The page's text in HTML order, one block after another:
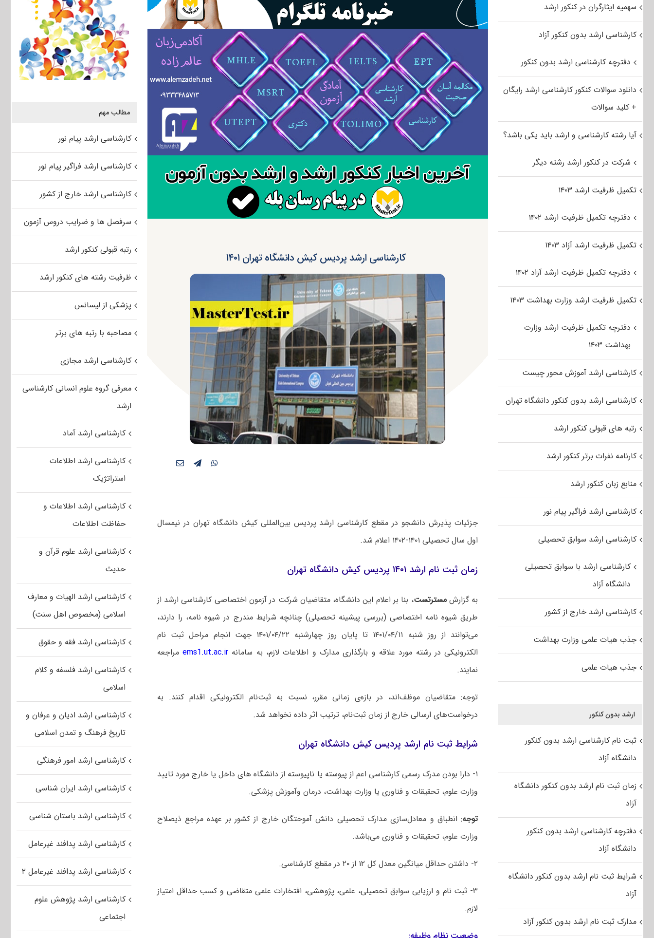
کارشناسی ارشد پردیس کیش دانشگاه تهران ۱۴۰۱
جزئیات پذیرش دانشجو در مقطع کارشناسی ارشد پردیس بین‌المللی کیش دانشگاه تهران در نیمسال
اول سال تحصیلی ۱۴۰۱-۱۴۰۲ اعلام شد.
زمان ثبت نام ارشد ۱۴۰۱ پردیس کیش دانشگاه تهران
به گزارشمسترتست، بنا بر اعلام این دانشگاه، متقاضیان شرکت در آزمون اختصاصی کارشناسی ارشد از
طریق شیوه نامه اختصاصی (بررسی پیشینه تحصیلی) چنانچه شرایط مندرج در شیوه نامه، را دارند،
می‌توانند از روز شنبه ۱۴۰۱/۰۴/۱۱ تا پایان روز چهارشنبه ۱۴۰۱/۰۴/۲۲ جهت انجام مراحل ثبت نام
الکترونیکی در رشته مورد علاقه و بارگذاری مدارک و اطلاعات لازم، به سامانه ems1.ut.ac.irمراجعه
نمایند.
توجه: متقاضیان موظف‌اند، در بازه‌ی زمانی مقرر، نسبت به ثبت‌نام الکترونیکی اقدام کنند. به
درخواست‌های ارسالی خارج از زمان ثبت‌نام، ترتیب اثر داده نخواهد شد.
شرایط ثبت نام ارشد پردیس کیش دانشگاه تهران
۱- دارا بودن مدرک رسمی کارشناسی اعم از پیوسته یا ناپیوسته از دانشگاه های داخل یا خارج مورد تایید
وزارت علوم، تحقیقات و فناوری یا وزارت بهداشت، درمان وآموزش پزشکی.
توجه: انطباق و معادل‌سازی مدارک تحصیلی دانش آموختگان خارج از کشور بر عهده مراجع ذیصلاح
وزارت علوم، تحقیقات و فناوری می‌باشد.
۲- داشتن حداقل میانگین معدل کل ۱۲ از ۲۰ در مقطع کارشناسی.
۳- ثبت نام و ارزیابی سوابق تحصیلی، علمی، پژوهشی، افتخارات علمی متقاضی و کسب حداقل امتیاز
لازم.
مطالب مهم
کارشناسی ارشد پیام نور
کارشناسی ارشد فراگیر پیام نور
کارشناسی ارشد خارج از کشور
سرفصل ها و ضرایب دروس آزمون
رتبه قبولی کنکور ارشد
ظرفیت رشته های کنکور ارشد
پزشکی از لیسانس
مصاحبه با رتبه های برتر
کارشناسی ارشد مجازی
معرفی گروه علوم انسانی کارشناسی
ارشد
کارشناسی ارشد آماد
کارشناسی ارشد اطلاعات
استراتژیک
کارشناسی ارشد اطلاعات و
حفاظت اطلاعات
کارشناسی ارشد علوم قرآن و
حدیث
کارشناسی ارشد الهیات و معارف
اسلامی (مخصوص اهل سنت)
کارشناسی ارشد فقه و حقوق
کارشناسی ارشد فلسفه و کلام
اسلامی
کارشناسی ارشد ادیان و عرفان و
تاریخ فرهنگ و تمدن اسلامی
کارشناسی ارشد امور فرهنگی
کارشناسی ارشد ایران شناسی
کارشناسی ارشد باستان شناسی
کارشناسی ارشد پدافند غیرعامل
کارشناسی ارشد پدافند غیرعامل ۲
کارشناسی ارشد پژوهش علوم
اجتماعی
سهمیه ایثارگران در کنکور ارشد
کارشناسی ارشد بدون کنکور آزاد
دفترچه کارشناسی ارشد بدون کنکور
دانلود سوالات کنکور کارشناسی ارشد رایگان
+ کلید سوالات
آیا رشته کارشناسی و ارشد باید یکی باشد؟
شرکت در کنکور ارشد رشته دیگر
تکمیل ظرفیت ارشد ۱۴۰۳
دفترچه تکمیل ظرفیت ارشد ۱۴۰۲
تکمیل ظرفیت ارشد آزاد ۱۴۰۳
دفترچه تکمیل ظرفیت ارشد آزاد ۱۴۰۲
تکمیل ظرفیت ارشد وزارت بهداشت ۱۴۰۳
دفترچه تکمیل ظرفیت ارشد وزارت
بهداشت ۱۴۰۳
کارشناسی ارشد آموزش محور چیست
کارشناسی ارشد بدون کنکور دانشگاه تهران
رتبه های قبولی کنکور ارشد
کارنامه نفرات برتر کنکور ارشد
منابع زبان کنکور ارشد
کارشناسی ارشد فراگیر پیام نور
کارشناسی ارشد سوابق تحصیلی
کارشناسی ارشد با سوابق تحصیلی
دانشگاه آزاد
کارشناسی ارشد خارج از کشور
جذب هیات علمی وزارت بهداشت
جذب هیات علمی
ارشد بدون کنکور
ثبت نام کارشناسی ارشد بدون کنکور
دانشگاه آزاد
زمان ثبت نام ارشد بدون کنکور دانشگاه
آزاد
دفترچه کارشناسی ارشد بدون کنکور
دانشگاه آزاد
شرایط ثبت نام ارشد بدون کنکور دانشگاه
آزاد
مدارک ثبت نام ارشد بدون کنکور آزاد